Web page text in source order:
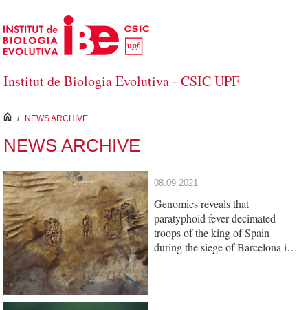
Skip to Main Content
Institut de Biologia Evolutiva - CSIC UPF
inici
/ NEWS ARCHIVE
NEWS ARCHIVE
08.09.2021
Genomics reveals that
paratyphoid fever decimated
troops of the king of Spain
during the siege of Barcelona in